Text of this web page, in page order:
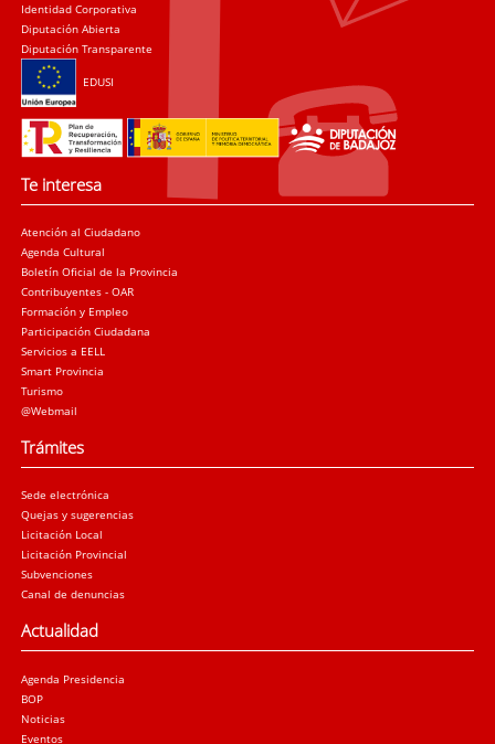
Identidad Corporativa
Diputación Abierta
Diputación Transparente
EDUSI
Te interesa
Atención al Ciudadano
Agenda Cultural
Boletín Oficial de la Provincia
Contribuyentes - OAR
Formación y Empleo
Participación Ciudadana
Servicios a EELL
Smart Provincia
Turismo
@Webmail
Trámites
Sede electrónica
Quejas y sugerencias
Licitación Local
Licitación Provincial
Subvenciones
Canal de denuncias
Actualidad
Agenda Presidencia
BOP
Noticias
Eventos